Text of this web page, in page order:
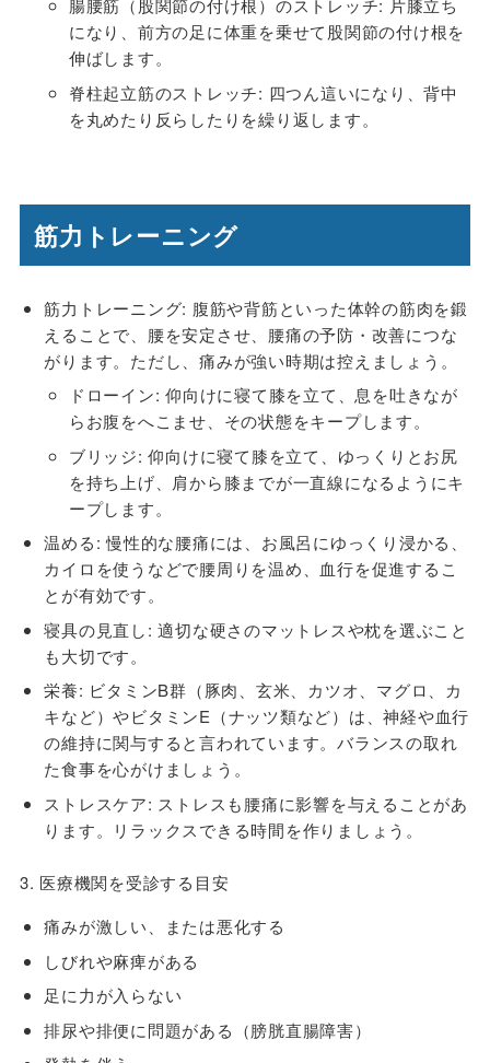
腸腰筋（股関節の付け根）のストレッチ: 片膝立ち
になり、前方の足に体重を乗せて股関節の付け根を
伸ばします。
脊柱起立筋のストレッチ: 四つん這いになり、背中
を丸めたり反らしたりを繰り返します。
筋力トレーニング
筋力トレーニング: 腹筋や背筋といった体幹の筋肉を鍛
えることで、腰を安定させ、腰痛の予防・改善につな
がります。ただし、痛みが強い時期は控えましょう。
ドローイン: 仰向けに寝て膝を立て、息を吐きなが
らお腹をへこませ、その状態をキープします。
ブリッジ: 仰向けに寝て膝を立て、ゆっくりとお尻
を持ち上げ、肩から膝までが一直線になるようにキ
ープします。
温める: 慢性的な腰痛には、お風呂にゆっくり浸かる、
カイロを使うなどで腰周りを温め、血行を促進するこ
とが有効です。
寝具の見直し: 適切な硬さのマットレスや枕を選ぶこと
も大切です。
栄養: ビタミンB群（豚肉、玄米、カツオ、マグロ、カ
キなど）やビタミンE（ナッツ類など）は、神経や血行
の維持に関与すると言われています。バランスの取れ
た食事を心がけましょう。
ストレスケア: ストレスも腰痛に影響を与えることがあ
ります。リラックスできる時間を作りましょう。
3. 医療機関を受診する目安
痛みが激しい、または悪化する
しびれや麻痺がある
足に力が入らない
排尿や排便に問題がある（膀胱直腸障害）